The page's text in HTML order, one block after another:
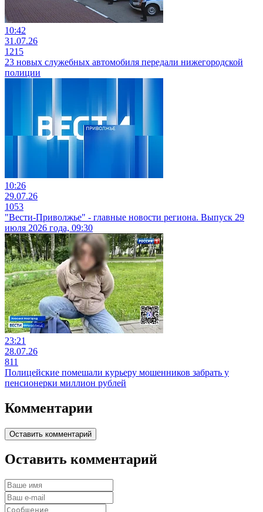
10:42
31.07.26
1215
23 новых служебных автомобиля передали нижегородской
полиции
10:26
29.07.26
1053
"Вести-Приволжье" - главные новости региона. Выпуск 29
июля 2026 года, 09:30
23:21
28.07.26
811
Полицейские помешали курьеру мошенников забрать у
пенсионерки миллион рублей
Комментарии
Оставить комментарий
Оставить комментарий